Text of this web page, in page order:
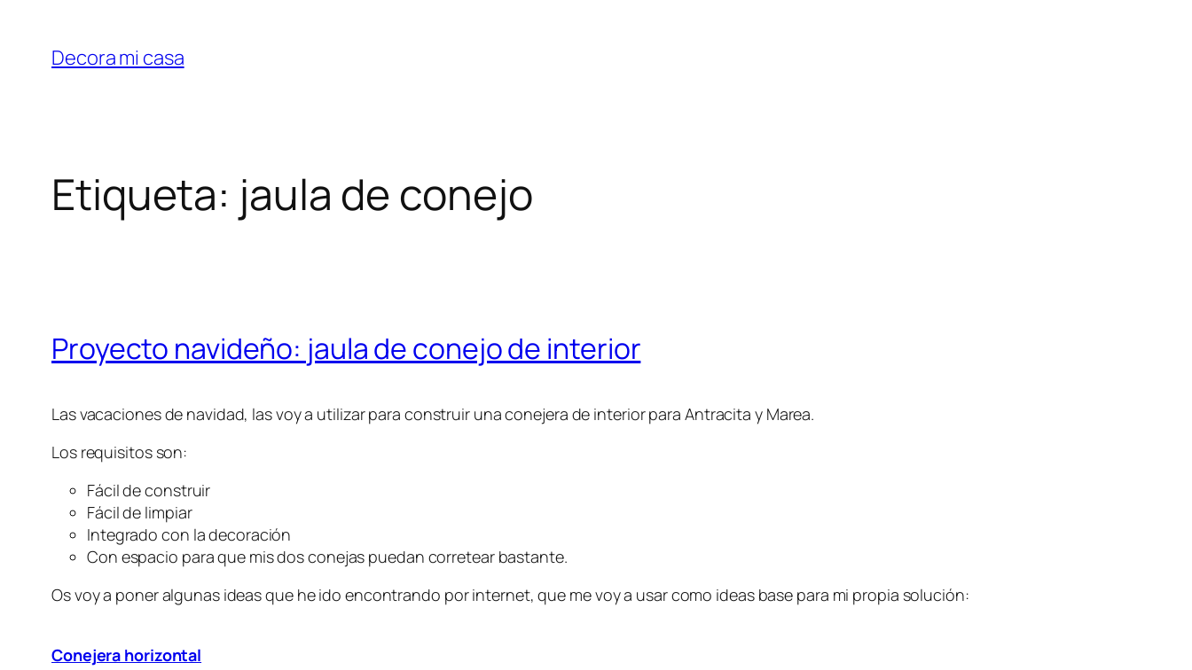
contenido
Decora mi casa
Etiqueta: jaula de conejo
Proyecto navideño: jaula de conejo de interior
Las vacaciones de navidad, las voy a utilizar para construir una conejera de interior para Antracita y Marea.
Los requisitos son:
Fácil de construir
Fácil de limpiar
Integrado con la decoración
Con espacio para que mis dos conejas puedan corretear bastante.
Os voy a poner algunas ideas que he ido encontrando por internet, que me voy a usar como ideas base para mi propia solución:
Conejera horizontal